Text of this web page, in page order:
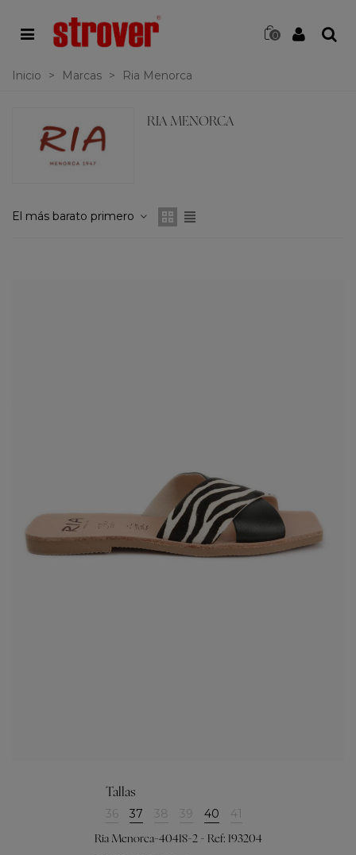
0
Inicio > Marcas > Ria Menorca
RIA MENORCA
El más barato primero
Tallas
36 37 38 39 40 41
Ria Menorca-40418-2 - Ref: 193204